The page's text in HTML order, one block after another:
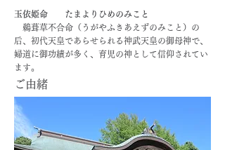
玉依姫命 たまよりひめのみこと
鵜葺草不合命（うがやふきあえずのみこと）の
后、初代天皇であらせられる神武天皇の御母神で、
婦道に御功績が多く、育児の神として信仰されてい
ます。
ご由緒